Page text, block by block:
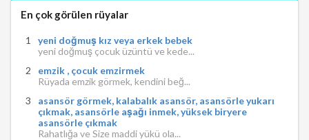
En çok görülen rüyalar
yeni doğmuş kız veya erkek bebek
yeni doğmuş çocuk üzüntü ve kede...
emzik , çocuk emzirmek
Rüyada emzik görmek, kendini beğ...
asansör görmek, kalabalık asansör, asansörle yukarı
çıkmak, asansörle aşağı inmek, yüksek biryere
asansörle çıkmak
Rahatlığa ve Size maddi yükü ola...